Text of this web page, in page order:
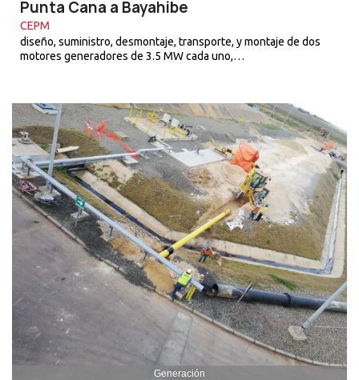
Punta Cana a Bayahibe
CEPM
diseño, suministro, desmontaje, transporte, y montaje de dos
motores generadores de 3.5 MW cada uno,…
Generación